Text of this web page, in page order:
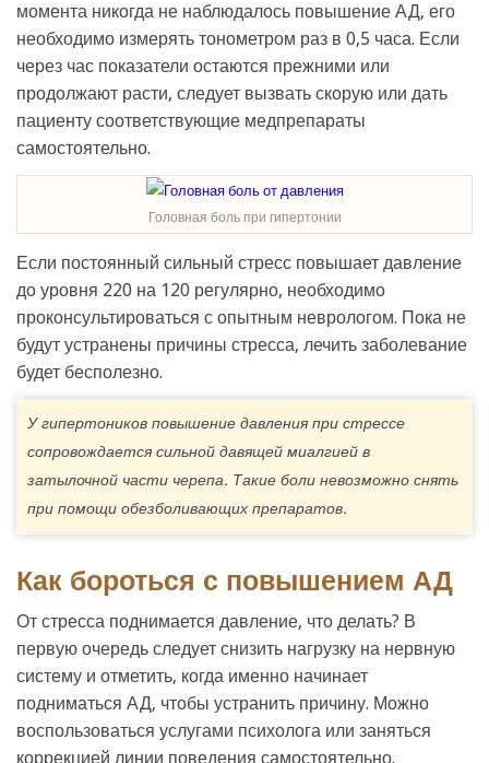
момента никогда не наблюдалось повышение АД, его
необходимо измерять тонометром раз в 0,5 часа. Если
через час показатели остаются прежними или
продолжают расти, следует вызвать скорую или дать
пациенту соответствующие медпрепараты
самостоятельно.
Головная боль при гипертонии
Если постоянный сильный стресс повышает давление
до уровня 220 на 120 регулярно, необходимо
проконсультироваться с опытным неврологом. Пока не
будут устранены причины стресса, лечить заболевание
будет бесполезно.
У гипертоников повышение давления при стрессе
сопровождается сильной давящей миалгией в
затылочной части черепа. Такие боли невозможно снять
при помощи обезболивающих препаратов.
Как бороться с повышением АД
От стресса поднимается давление, что делать? В
первую очередь следует снизить нагрузку на нервную
систему и отметить, когда именно начинает
подниматься АД, чтобы устранить причину. Можно
воспользоваться услугами психолога или заняться
коррекцией линии поведения самостоятельно.